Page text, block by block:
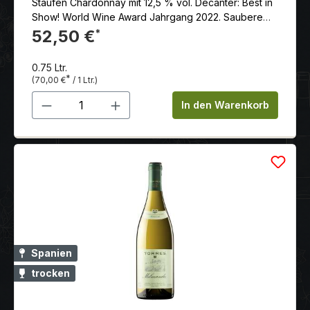
Staufen Chardonnay mit 12,5 % vol. Decanter: Best in
Show! World Wine Award Jahrgang 2022. Saubere
und klare Aromen nach Zitrusfrüchten, und
exotischen Früchten, wie Ananas und Mango.
52,50 €*
0.75 Ltr.
(70,00 €* / 1 Ltr.)
Produkt Anzahl: Gib denIn den Warenkorb
Spanien
trocken